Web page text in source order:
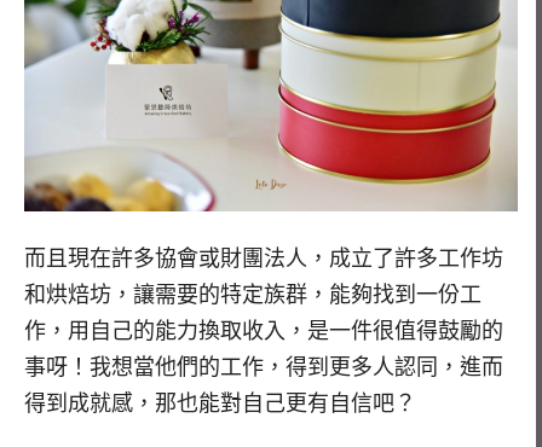
而且現在許多協會或財團法人，成立了許多工作坊
和烘焙坊，讓需要的特定族群，能夠找到一份工
作，用自己的能力換取收入，是一件很值得鼓勵的
事呀！我想當他們的工作，得到更多人認同，進而
得到成就感，那也能對自己更有自信吧？